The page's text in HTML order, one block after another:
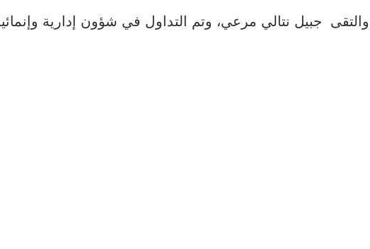
والتقى جبيل نتالي مرعي، وتم التداول في شؤون إدارية